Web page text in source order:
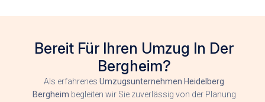
Bereit Für Ihren Umzug In Der
Bergheim?
Als erfahrenes Umzugsunternehmen Heidelberg
Bergheim begleiten wir Sie zuverlässig von der Planung